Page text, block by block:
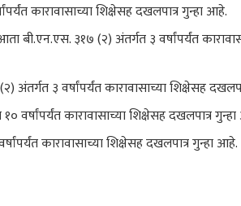
कारावासाच्या शिक्षेसह दखलपात्र गुन्हा आहे.
बी.एन.एस. ३१७ (२) अंतर्गत ३ वर्षांपर्यंत
३ वर्षांपर्यंत कारावासाच्या शिक्षेसह
कारावासाच्या शिक्षेसह दखलपात्र
कारावासाच्या शिक्षेसह दखलपात्र गुन्हा आहे.